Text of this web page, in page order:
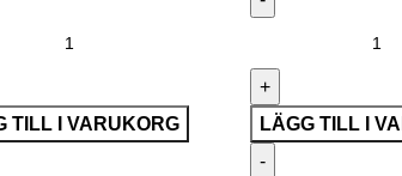
TILL I VARUKORG LÄGG TILL I